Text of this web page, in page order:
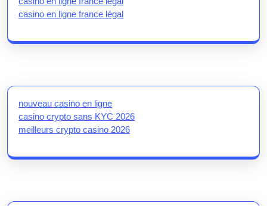
casino en ligne france légal
nouveau casino en ligne
casino crypto sans KYC 2026
meilleurs crypto casino 2026